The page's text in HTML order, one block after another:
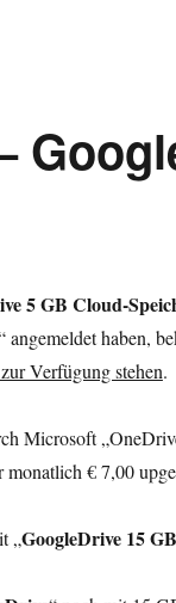
5 GB Cloud-
angemeldet haben,
Verfügung stehen.
Microsoft
€ 7,00
„GoogleDrive 15 GB